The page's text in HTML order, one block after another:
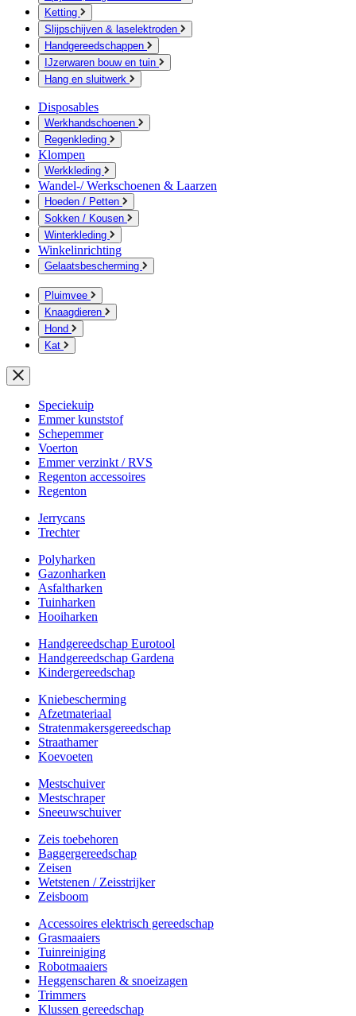
Ketting
Slijpschijven & laselektroden
Handgereedschappen
IJzerwaren bouw en tuin
Hang en sluitwerk
Disposables
Werkhandschoenen
Regenkleding
Klompen
Werkkleding
Wandel-/ Werkschoenen & Laarzen
Hoeden / Petten
Sokken / Kousen
Winterkleding
Winkelinrichting
Gelaatsbescherming
Pluimvee
Knaagdieren
Hond
Kat
Speciekuip
Emmer kunststof
Schepemmer
Voerton
Emmer verzinkt / RVS
Regenton accessoires
Regenton
Jerrycans
Trechter
Polyharken
Gazonharken
Asfaltharken
Tuinharken
Hooiharken
Handgereedschap Eurotool
Handgereedschap Gardena
Kindergereedschap
Kniebescherming
Afzetmateriaal
Stratenmakersgereedschap
Straathamer
Koevoeten
Mestschuiver
Mestschraper
Sneeuwschuiver
Zeis toebehoren
Baggergereedschap
Zeisen
Wetstenen / Zeisstrijker
Zeisboom
Accessoires elektrisch gereedschap
Grasmaaiers
Tuinreiniging
Robotmaaiers
Heggenscharen & snoeizagen
Trimmers
Klussen gereedschap